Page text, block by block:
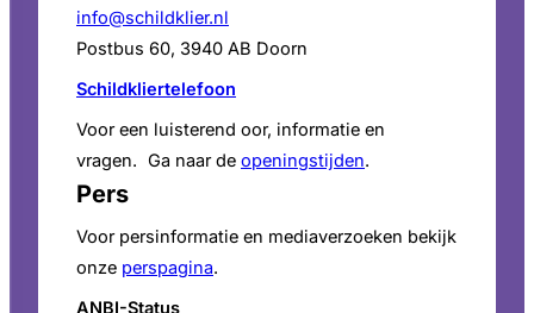
info@schildklier.nl
Postbus 60, 3940 AB Doorn
Schildkliertelefoon
Voor een luisterend oor, informatie en
vragen. Ga naar de openingstijden.
Pers
Voor persinformatie en mediaverzoeken bekijk
onze perspagina.
ANBI-Status